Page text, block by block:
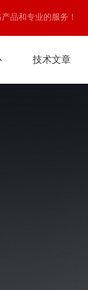
品和专业的服务！
技术文章